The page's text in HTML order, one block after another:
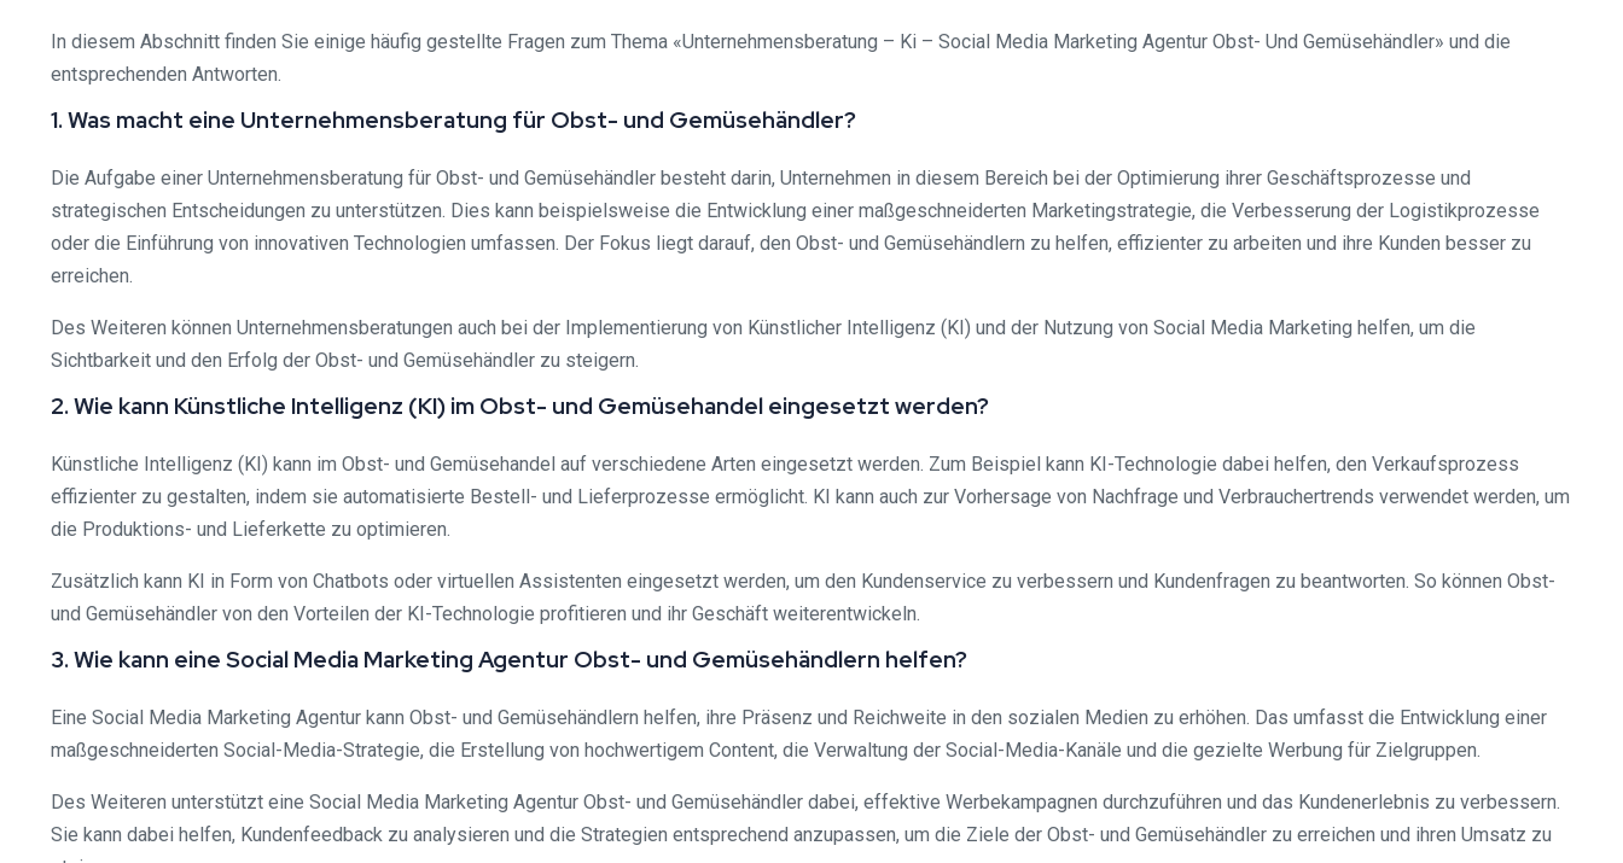
In diesem Abschnitt finden Sie einige häufig gestellte Fragen zum Thema «Unternehmensberatung – Ki – Social Media Marketing Agentur Obst- Und Gemüsehändler» und die
entsprechenden Antworten.
1. Was macht eine Unternehmensberatung für Obst- und Gemüsehändler?
Die Aufgabe einer Unternehmensberatung für Obst- und Gemüsehändler besteht darin, Unternehmen in diesem Bereich bei der Optimierung ihrer Geschäftsprozesse und
strategischen Entscheidungen zu unterstützen. Dies kann beispielsweise die Entwicklung einer maßgeschneiderten Marketingstrategie, die Verbesserung der Logistikprozesse
oder die Einführung von innovativen Technologien umfassen. Der Fokus liegt darauf, den Obst- und Gemüsehändlern zu helfen, effizienter zu arbeiten und ihre Kunden besser zu
erreichen.
Des Weiteren können Unternehmensberatungen auch bei der Implementierung von Künstlicher Intelligenz (KI) und der Nutzung von Social Media Marketing helfen, um die
Sichtbarkeit und den Erfolg der Obst- und Gemüsehändler zu steigern.
2. Wie kann Künstliche Intelligenz (KI) im Obst- und Gemüsehandel eingesetzt werden?
Künstliche Intelligenz (KI) kann im Obst- und Gemüsehandel auf verschiedene Arten eingesetzt werden. Zum Beispiel kann KI-Technologie dabei helfen, den Verkaufsprozess
effizienter zu gestalten, indem sie automatisierte Bestell- und Lieferprozesse ermöglicht. KI kann auch zur Vorhersage von Nachfrage und Verbrauchertrends verwendet werden, um
die Produktions- und Lieferkette zu optimieren.
Zusätzlich kann KI in Form von Chatbots oder virtuellen Assistenten eingesetzt werden, um den Kundenservice zu verbessern und Kundenfragen zu beantworten. So können Obst-
und Gemüsehändler von den Vorteilen der KI-Technologie profitieren und ihr Geschäft weiterentwickeln.
3. Wie kann eine Social Media Marketing Agentur Obst- und Gemüsehändlern helfen?
Eine Social Media Marketing Agentur kann Obst- und Gemüsehändlern helfen, ihre Präsenz und Reichweite in den sozialen Medien zu erhöhen. Das umfasst die Entwicklung einer
maßgeschneiderten Social-Media-Strategie, die Erstellung von hochwertigem Content, die Verwaltung der Social-Media-Kanäle und die gezielte Werbung für Zielgruppen.
Des Weiteren unterstützt eine Social Media Marketing Agentur Obst- und Gemüsehändler dabei, effektive Werbekampagnen durchzuführen und das Kundenerlebnis zu verbessern.
Sie kann dabei helfen, Kundenfeedback zu analysieren und die Strategien entsprechend anzupassen, um die Ziele der Obst- und Gemüsehändler zu erreichen und ihren Umsatz zu